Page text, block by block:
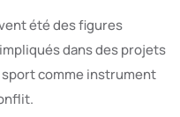
été des figures
dans des projets
comme instrument